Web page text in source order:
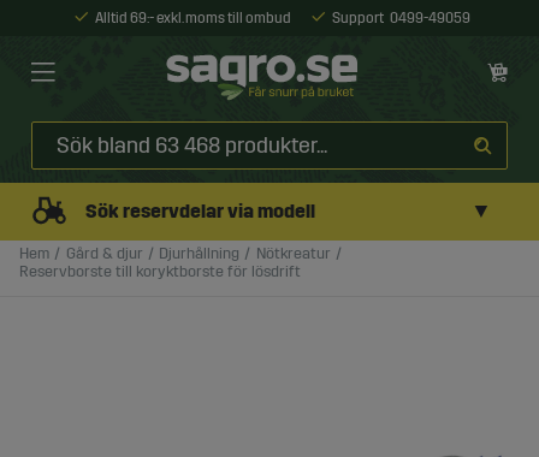
Alltid 69:- exkl. moms till ombud Support 0499-49059
Sök reservdelar via modell ▼
Hem Gård & djur Djurhållning
Nötkreatur
Reservborste till koryktborste för lösdrift